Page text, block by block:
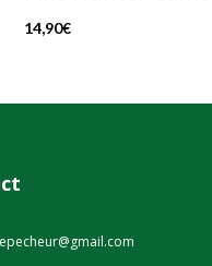
14,90€